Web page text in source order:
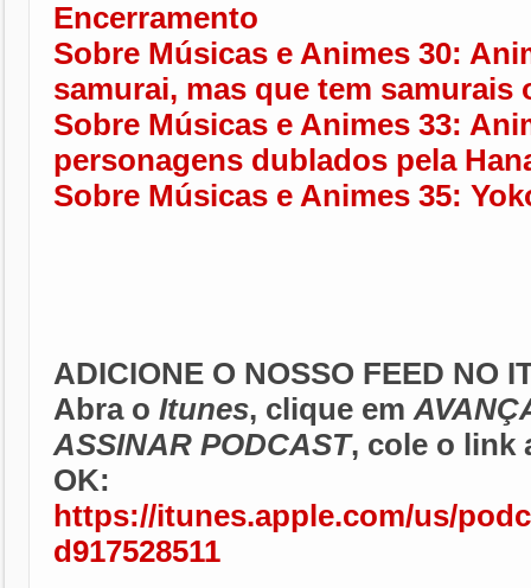
Encerramento
Sobre Músicas e Animes 30:
samurai, mas que tem samurais
Sobre Músicas e Animes 33:
personagens dublados pela
Sobre Músicas e Animes 35:
ADICIONE O NOSSO FEED NO
Abra o Itunes, clique em
ASSINAR PODCAST, cole o link
OK:
https://itunes.apple.com/us/
d917528511